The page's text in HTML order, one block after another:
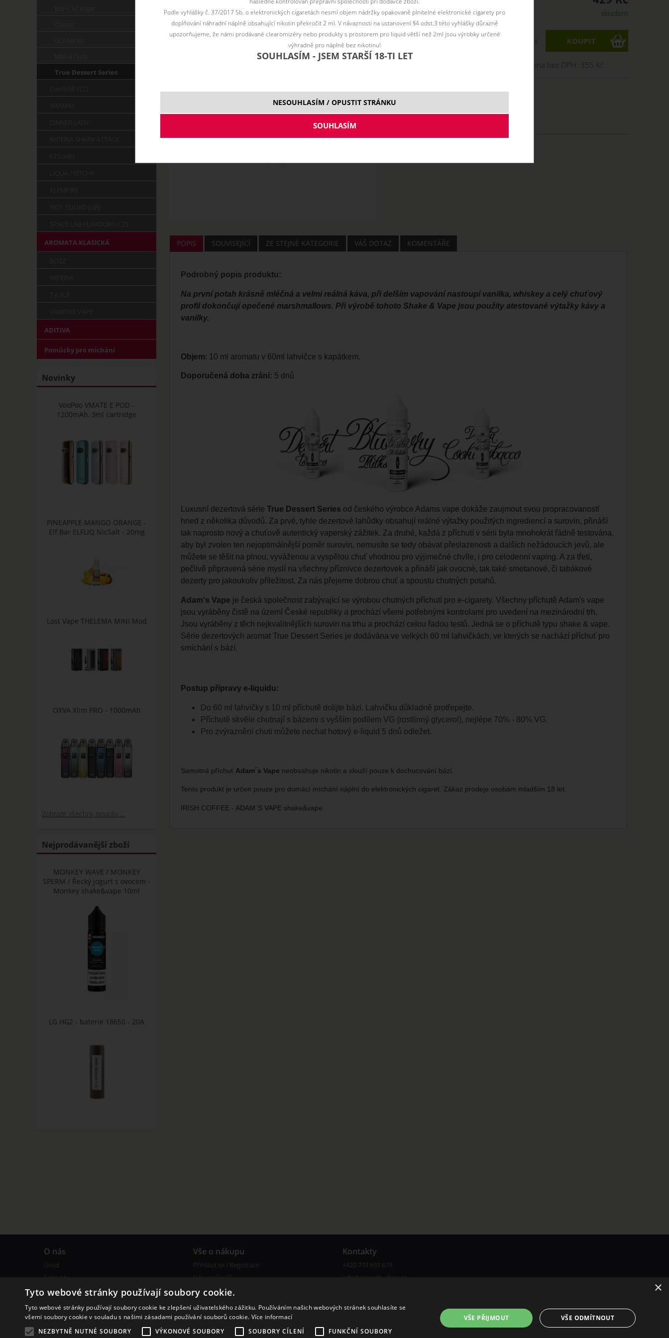
skladem
ks
Cena bez DPH: 355 Kč
POPIS SOUVISEJÍCÍ ZE STEJNÉ KATEGORIE VÁŠ DOTAZ KOMENTÁŘE
Podrobný popis produktu:
Na první potah krásně mléčná a velmi reálná káva, při delším vapování nastoupí vanilka, whiskey a celý chuťový
profil dokončují opečené marshmallows. Při výrobě tohoto Shake & Vape jsou použity atestované výtažky kávy a
vanilky.
Objem: 10 ml aromatu v 60ml lahvičce s kapátkem.
Doporučená doba zrání: 5 dnů
Luxusní dezertová série True Dessert Series od českého výrobce Adams vape dokáže zaujmout svou propracovaností
hned z několika důvodů. Za prvé, tyhle dezertové lahůdky obsahují reálné výtažky použitých ingrediencí a surovin, přináší
tak naprosto nový a chuťově autentický vaperský zážitek. Za druhé, každá z příchutí v sérii byla mnohokrát řádně testována,
aby byl zvolen ten nejoptimálnější poměr surovin, nemusíte se tedy obávat přeslazenosti a dalších nežádoucích jevů, ale
můžete se těšit na plnou, vyváženou a vyspělou chuť vhodnou pro výjimečné chvíle, i pro celodenní vaping. A za třetí,
pečlivě připravená série myslí na všechny příznivce dezertovek a přináší jak ovocné, tak také smetanové, či tabákové
dezerty pro jakoukoliv příležitost. Za nás přejeme dobrou chuť a spoustu chutných potahů.
Adam's Vape je česká společnost zabývající se výrobou chutných příchutí pro e-cigarety. Všechny příchutě Adam's vape
jsou vyráběny čistě na území České republiky a prochází všemi potřebnými kontrolami pro uvedení na mezinárodní trh.
Jsou vyráběny z těch nejkvalitnějších surovin na trhu a prochází celou řadou testů. Jedná se o příchutě typu shake & vape.
Série dezertových aromat True Dessert Series je dodávána ve velkých 60 ml lahvičkách, ve kterých se nachází příchuť pro
smíchání s bází.
Postup přípravy e-liquidu:
Do 60 ml lahvičky s 10 ml příchutě dolijte bázi. Lahvičku důkladně protřepejte.
Příchutě skvěle chutnají s bázemi s vyšším podílem VG (rostlinný glycerol), nejlépe 70% - 80% VG.
Pro zvýraznění chuti můžete nechat hotový e-liquid 5 dnů odležet.
Samotná příchuť Adam´s Vape neobsahuje nikotin a slouží pouze k dochucování bází.
Tento produkt je určen pouze pro domácí míchání náplní do elektronických cigaret. Zákaz prodeje osobám mladším 18 let.
IRISH COFFEE - ADAM´S VAPE shake&vape
True Dessert Series
ARAMAX
DINNER LADY
IMPERIA SHARK ATTACK
KTS (HR)
LIQUA / RITCHY
PJ EMPIRE
RIOT SQUAD (GB)
AROMATA KLASICKÁ
IMPERIA
T-JUICE
VAMPIRE VAPE
ADITIVA
Pomůcky pro míchání
Novinky
VooPoo VMATE E POD -
1200mAh, 3ml cartridge
PINEAPPLE MANGO ORANGE -
Elf Bar ELFLIQ NicSalt - 20mg
Lost Vape THELEMA MINI Mod
OXVA Xlim PRO - 1000mAh
Zobrazit všechny novinky ...
Nejprodávanější zboží
MONKEY WAVE / MONKEY
SPERM / Řecký jogurt s ovocem -
Monkey shake&vape 10ml
LG HG2 - baterie 18650 - 20A
O nás
Úvod
Kontakty
Obchodní podmínky
Vše o nákupu
Přihlásit se / Registrace
Nákupní košík
Reklamace
Kontakty
+420 773 693 673
info@cigareta-shop.cz
Podle vyhlášky č. 37/2017 Sb. o elektronických cigaretách nesmí objem nádržky opakovaně plnitelné elektronické cigarety pro
doplňování náhradní náplně obsahující nikotin překročit 2 ml. V návaznosti na ustanovení §4 odst.3 této vyhlášky důrazně
upozorňujeme, že námi prodávané clearomizéry nebo produkty s prostorem pro liquid větší než 2ml jsou výrobky určené
výhradně pro náplně bez nikotinu!
SOUHLASÍM - JSEM STARŠÍ 18-TI LET
NESOUHLASÍM / OPUSTIT STRÁNKU
×
Tyto webové stránky používají soubory cookie.
Tyto webové stránky používají soubory cookie ke zlepšení uživatelského zážitku. Používáním našich webových stránek souhlasíte se
všemi soubory cookie v souladu s našimi zásadami používání souborů cookie. Více informací
NEZBYTNĚ NUTNÉ SOUBORY
VÝKONOVÉ SOUBORY SOUBORY CÍLENÍ FUNKČNÍ SOUBORY
VŠE PŘIJMOUT VŠE ODMÍTNOUT